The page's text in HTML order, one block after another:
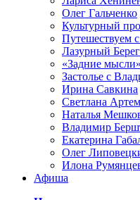
Олег Гальченко
Культурный
Путешествуем
Лазурный
«Задние
Застолье с
Ирина Савкина
Светлана
Наталья
Владимир
Екатерина
Олег
Илона
Афиша